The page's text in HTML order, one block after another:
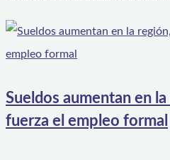
Sueldos aumentan en
fuerza el empleo formal